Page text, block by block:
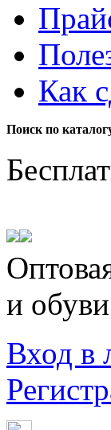
Как
Поиск по
и
Вход в